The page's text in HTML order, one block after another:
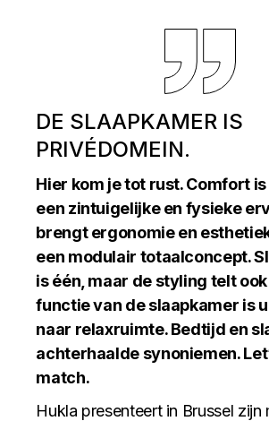
DE SLAAPKAMER IS
PRIVÉDOMEIN.
Hier kom je tot rust. Comfort is
een zintuigelijke en fysieke
brengt ergonomie en
een modulair totaalconcept.
is één, maar de styling telt ook
functie van de slaapkamer is
naar relaxruimte. Bedtijd en
achterhaalde synoniemen.
match.
Hukla presenteert in Brussel zijn